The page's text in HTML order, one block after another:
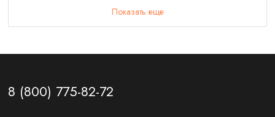
Показать еще
8 (800) 775-82-72